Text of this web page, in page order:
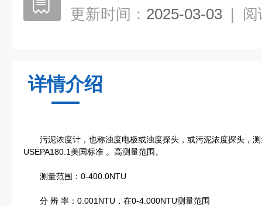
更新时间： 2025-03-03 | 阅
详情介绍
污泥浓度计，也称浊度电极或浊度探头，或污泥浓度探头，测
USEPA180.1美国标准 。高测量范围。
测量范围：0-400.0NTU
分 辨 率：0.001NTU，在0-4.000NTU测量范围